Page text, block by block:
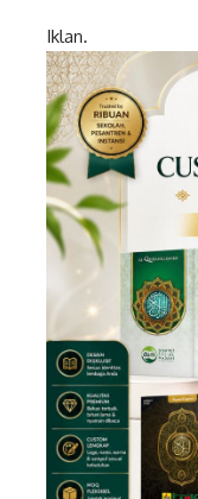
Iklan.